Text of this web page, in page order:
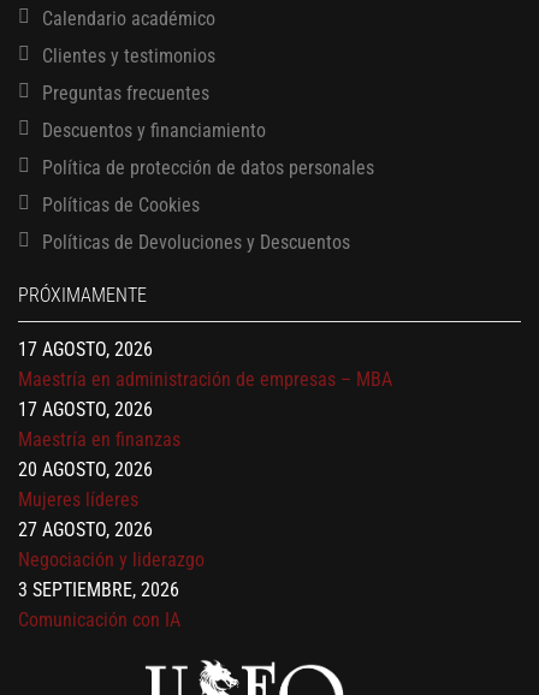
Calendario académico
Clientes y testimonios
Preguntas frecuentes
Descuentos y financiamiento
Política de protección de datos personales
Políticas de Cookies
Políticas de Devoluciones y Descuentos
PRÓXIMAMENTE
13 AGOSTO, 2026
17 AGOSTO, 2026
Gerencia de empresas familiares
17 AGOSTO, 2026
Maestría en administración de empresas – MBA
17 AGOSTO, 2026
Maestría en finanzas
20 AGOSTO, 2026
Mujeres líderes
27 AGOSTO, 2026
Negociación y liderazgo
3 SEPTIEMBRE, 2026
Comunicación con IA
Gobernanza de datos